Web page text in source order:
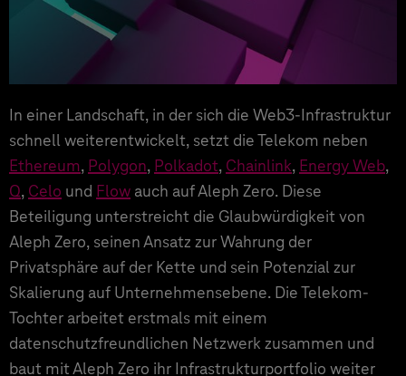
In einer Landschaft, in der sich die Web3-Infrastruktur
schnell weiterentwickelt, setzt die Telekom neben
Ethereum, Polygon, Polkadot, Chainlink, Energy Web,
Q, Celo und Flow auch auf Aleph Zero. Diese
Beteiligung unterstreicht die Glaubwürdigkeit von
Aleph Zero, seinen Ansatz zur Wahrung der
Privatsphäre auf der Kette und sein Potenzial zur
Skalierung auf Unternehmensebene. Die Telekom-
Tochter arbeitet erstmals mit einem
datenschutzfreundlichen Netzwerk zusammen und
baut mit Aleph Zero ihr Infrastrukturportfolio weiter